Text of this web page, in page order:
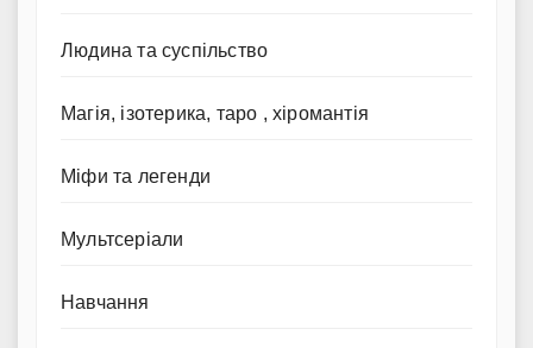
Людина та суспільство
Магія, ізотерика, таро , хіромантія
Міфи та легенди
Мультсеріали
Навчання